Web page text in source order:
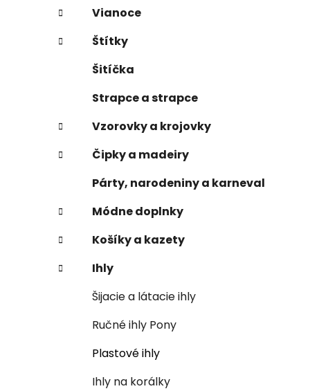
Vianoce
Štítky
Šitíčka
Strapce a strapce
Vzorovky a krojovky
Čipky a madeiry
Párty, narodeniny a karneval
Módne doplnky
Košíky a kazety
Ihly
Šijacie a látacie ihly
Ručné ihly Pony
Plastové ihly
Ihly na korálky